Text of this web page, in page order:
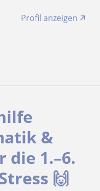
Profil anzeigen
&
die 1.–6.
🙌